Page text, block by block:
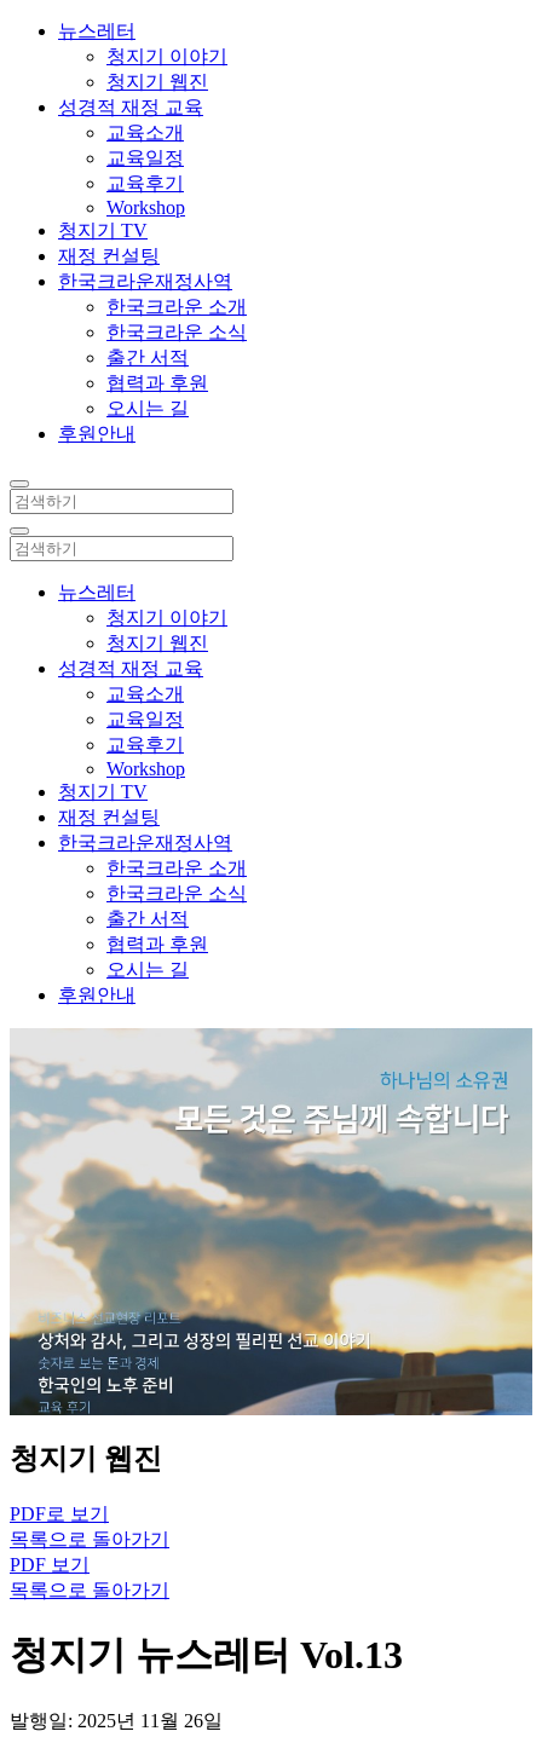
뉴스레터
청지기 이야기
청지기 웹진
성경적 재정 교육
교육소개
교육일정
교육후기
Workshop
청지기 TV
재정 컨설팅
한국크라운재정사역
한국크라운 소개
한국크라운 소식
출간 서적
협력과 후원
오시는 길
후원안내
뉴스레터
청지기 이야기
청지기 웹진
성경적 재정 교육
교육소개
교육일정
교육후기
Workshop
청지기 TV
재정 컨설팅
한국크라운재정사역
한국크라운 소개
한국크라운 소식
출간 서적
협력과 후원
오시는 길
후원안내
청지기 웹진
PDF로 보기
목록으로 돌아가기
PDF 보기
목록으로 돌아가기
청지기 뉴스레터 Vol.13
발행일: 2025년 11월 26일